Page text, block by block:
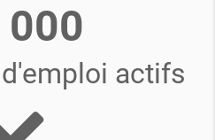
000
actifs